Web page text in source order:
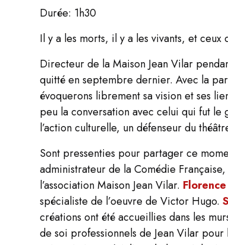
Durée: 1h30
Il y a les morts, il y a les vivants, et
Directeur de la Maison Jean Vilar
quitté en septembre dernier. Avec la
évoquerons librement sa vision et ses
peu la conversation avec celui qui fut le
l’actionculturelle, un défenseur du
Sont pressenties pour partager ce
administrateur de la Comédie
l’association Maison Jean Vilar.
spécialiste de l’oeuvre de Victor Hugo.
créations ont été accueillies dans les
de soi professionnels de Jean Vilar